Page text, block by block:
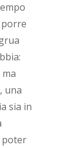
porre
una
sia in
poter